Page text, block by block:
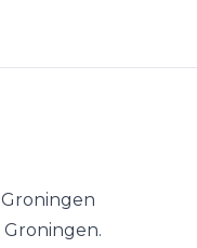
Groningen
Groningen.